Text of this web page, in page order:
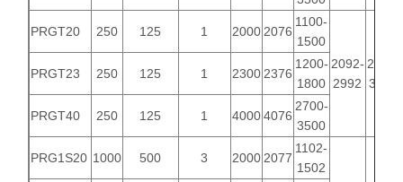
PRGT20 250 125 1 20002076
1100-
1500
2092-
2992
2242-
3142
PRGT23 250 125 1 23002376
1200-
1800
PRGT40 250 125 1 40004076
2700-
3500
PRG1S20 1000 500 3 20002077
1102-
1502